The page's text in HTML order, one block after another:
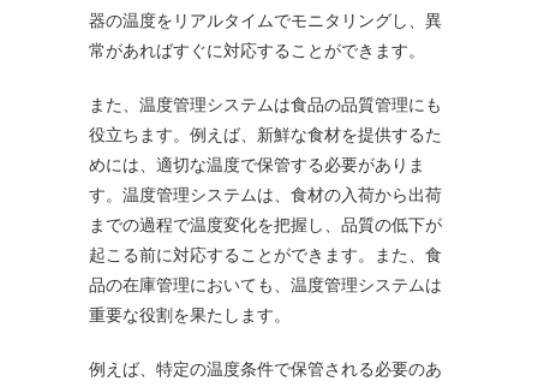
器の温度をリアルタイムでモニタリングし、異
常があればすぐに対応することができます。
また、温度管理システムは食品の品質管理にも
役立ちます。例えば、新鮮な食材を提供するた
めには、適切な温度で保管する必要がありま
す。温度管理システムは、食材の入荷から出荷
までの過程で温度変化を把握し、品質の低下が
起こる前に対応することができます。また、食
品の在庫管理においても、温度管理システムは
重要な役割を果たします。
例えば、特定の温度条件で保管される必要のあ